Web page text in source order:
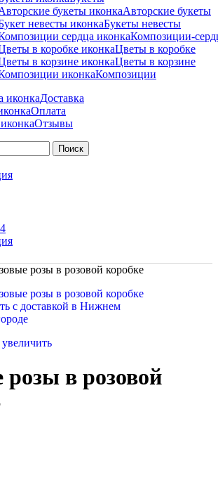
Авторские букеты
Букеты невесты
Композиции-
Цветы в коробке
Цветы в корзине
Композиции
Доставка
Оплата
Отзывы
Поиск
розы в розовой коробке
розы в розовой